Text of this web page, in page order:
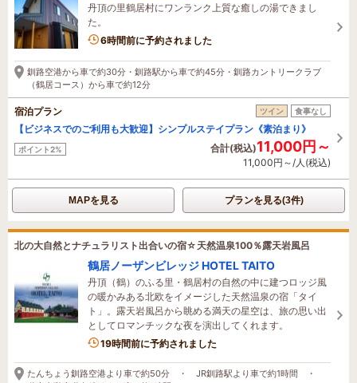
丹頂の里鶴居村にワンランク上質な癒しの湯できまし
た。
1名がこの宿を見ています
釧路空港から車で約30分・釧路駅から車で約45分・釧路カントリークラブ
（鶴居コース）から車で約12分
宿泊プラン ツイン 食事なし
【ビジネスでのご利用も大歓迎】シンプルステイプラン《素泊まり》
ポイント2% 合計(税込)11,000円～
11,000円～/人(税込)
MAPを見る プランを見る(3件)
北の大自然とナチュラリスト出合いの宿☆天然温泉100％露天岩風呂
鶴居ノーザンビレッジ HOTEL TAITO
丹頂（鶴）のふる里・鶴居村の自然の中に建つロッジ風
の暖かみある北欧をイメージした天然温泉の宿「タイ
ト」。露天岩風呂から眺める満天の星空は、旅の思い出
としてロマンチックな夜を演出してくれます。
1名がこの宿を見ています
19時間前に予約されました
たんちょう釧路空港より車で約50分 ・ JR釧路駅より車で約1時間 ・